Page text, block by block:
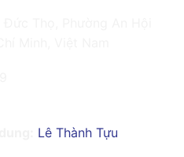
Lê Thành Tựu